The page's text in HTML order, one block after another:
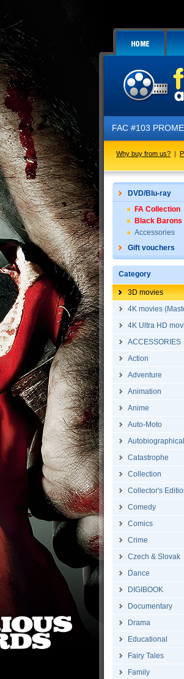
FAC #103 PROMETHEUS
Why buy from us? |
DVD/Blu-ray
FA Collection
Black Barons
Accessories
Gift vouchers
Category
3D movies
4K movies
4K Ultra HD
ACCESSORIES
Action
Adventure
Animation
Anime
Auto-Moto
Autobiographical
Catastrophe
Collection
Collector's
Comedy
Comics
Crime
Czech & Slovak
Dance
DIGIBOOK
Documentary
Drama
Educational
Fairy Tales
Family